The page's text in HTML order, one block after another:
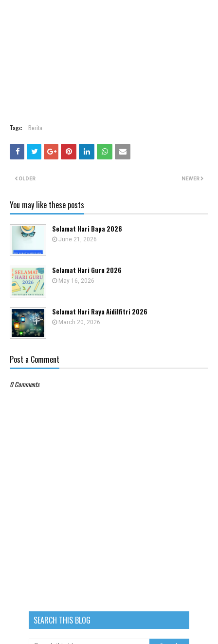
Tags: Berita
NEWER
OLDER
You may like these posts
Selamat Hari Bapa 2026
June 21, 2026
Selamat Hari Guru 2026
May 16, 2026
Selamat Hari Raya Aidilfitri 2026
March 20, 2026
Post a Comment
0 Comments
SEARCH THIS BLOG